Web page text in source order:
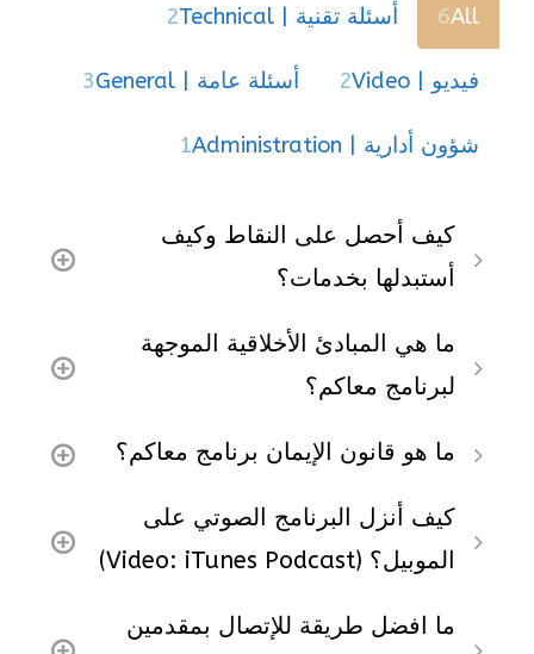
All
6 أسئلة تقنية | Technical 2
فيديو | Video 2 أسئلة عامة | General 3
شؤون أدارية | Administration 1
كيف أحصل على النقاط وكيف
أستبدلها بخدمات؟
ما هي المبادئ الأخلاقية الموجهة
لبرنامج معاكم؟
ما هو قانون الإيمان برنامج معاكم؟
كيف أنزل البرنامج الصوتي على
الموبيل؟ (Video: iTunes Podcast)
ما افضل طريقة للإتصال بمقدمين